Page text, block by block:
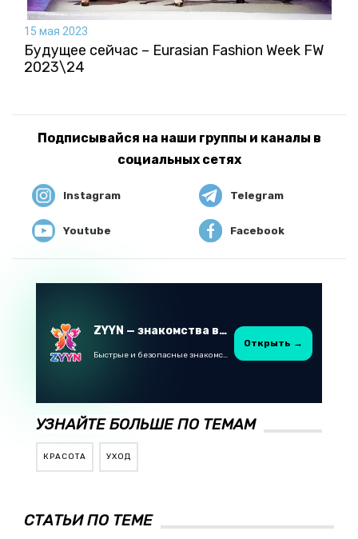
15 мая 2023
Будущее сейчас – Eurasian Fashion Week FW
2023\24
Подписывайся на наши группы и каналы в
социальных сетях
Instagram Telegram
Youtube Facebook
ZYYN — знакомства в Казахстане
Быстрые и безопасные знакомства в Telegram
Открыть →
УЗНАЙТЕ БОЛЬШЕ ПО ТЕМАМ
КРАСОТА УХОД
СТАТЬИ ПО ТЕМЕ